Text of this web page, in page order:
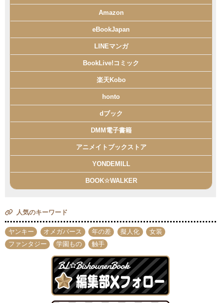
Amazon
eBookJapan
LINEマンガ
BookLive!コミック
楽天Kobo
honto
dブック
DMM電子書籍
アニメイトブックストア
YONDEMILL
BOOK☆WALKER
人気のキーワード
ヤンキー オメガバース 年の差 擬人化
女装
ファンタジー
学園もの 触手